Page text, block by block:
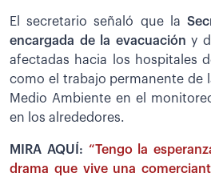
El secretario señaló que la
encargada de la evacuación y
afectadas hacia los hospitales
como el trabajo permanente de
Medio Ambiente en el
en los alrededores.
MIRA AQUÍ: “Tengo la
drama que vive una